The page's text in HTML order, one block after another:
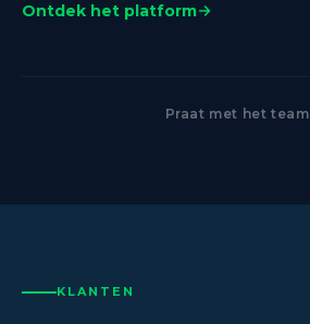
Ontdek het platform
Praat met het team
KLANTEN